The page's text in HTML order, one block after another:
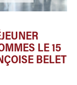
LE 15
BELET